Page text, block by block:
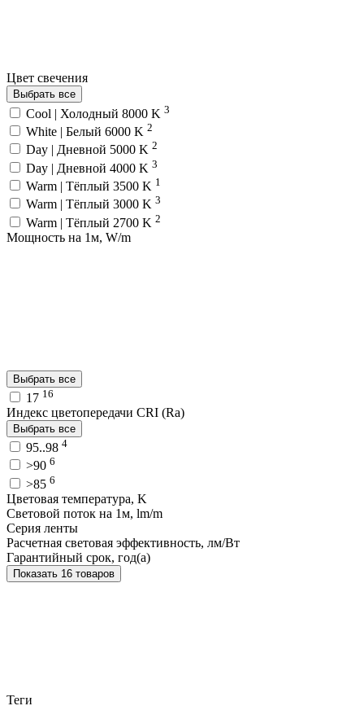
Цвет свечения
Выбрать все
Cool | Холодный 8000 K 3
White | Белый 6000 K 2
Day | Дневной 5000 K 2
Day | Дневной 4000 K 3
Warm | Тёплый 3500 K 1
Warm | Тёплый 3000 K 3
Warm | Тёплый 2700 K 2
Мощность на 1м, W/m
Выбрать все
17 16
Индекс цветопередачи CRI (Ra)
Выбрать все
95..98 4
>90 6
>85 6
Цветовая температура, K
Световой поток на 1м, lm/m
Серия ленты
Расчетная световая эффективность, лм/Вт
Гарантийный срок, год(а)
Показать 16 товаров
Теги